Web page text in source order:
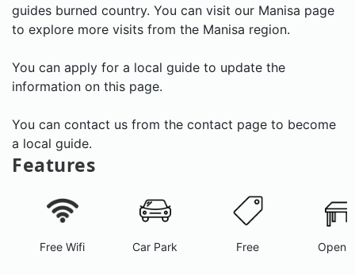
guides burned country. You can visit our Manisa page
to explore more visits from the Manisa region.
You can apply for a local guide to update the
information on this page.
You can contact us from the contact page to become
a local guide.
Features
Free Wifi Car Park Free Open